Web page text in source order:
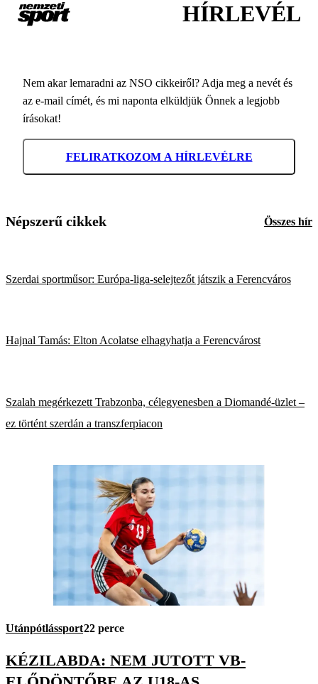
HÍRLEVÉL
Nem akar lemaradni az NSO cikkeiről? Adja meg a nevét és
az e-mail címét, és mi naponta elküldjük Önnek a legjobb
írásokat!
FELIRATKOZOM A HÍRLEVÉLRE
Népszerű cikkek Összes hír
Szerdai sportműsor: Európa-liga-selejtezőt játszik a Ferencváros
Hajnal Tamás: Elton Acolatse elhagyhatja a Ferencvárost
Szalah megérkezett Trabzonba, célegyenesben a Diomandé-üzlet –
ez történt szerdán a transzferpiacon
Utánpótlássport22 perce
KÉZILABDA: NEM JUTOTT VB-